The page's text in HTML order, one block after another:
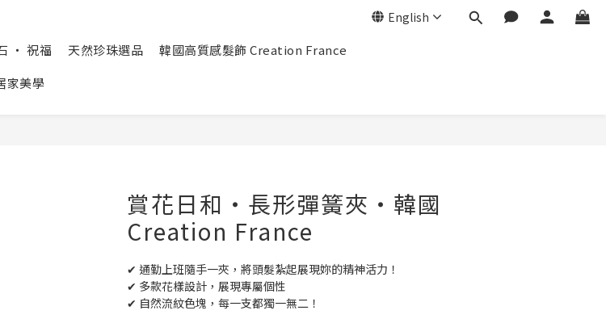
English
‧ 祝福 天然珍珠選品
韓國高質感髮飾 Creation France
家美學
賞花日和‧長形彈簧夾‧韓國
Creation France
✔ 通勤上班隨手一夾，將頭髮紮起展現妳的精神活力！
✔ 多款花樣設計，展現專屬個性
✔ 自然流紋色塊，每一支都獨一無二！